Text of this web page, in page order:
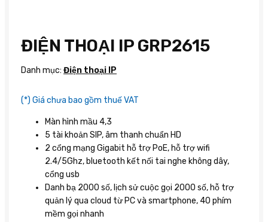
ĐIỆN THOẠI IP GRP2615
Danh mục: Điện thoại IP
(*) Giá chưa bao gồm thuế VAT
Màn hình mầu 4,3
5 tài khoản SIP, âm thanh chuẩn HD
2 cổng mạng Gigabit hỗ trợ PoE, hỗ trợ wifi
2.4/5Ghz, bluetooth kết nối tai nghe không dây,
cổng usb
Danh bạ 2000 số, lịch sử cuộc gọi 2000 số, hỗ trợ
quản lý qua cloud từ PC và smartphone, 40 phím
mềm gọi nhanh